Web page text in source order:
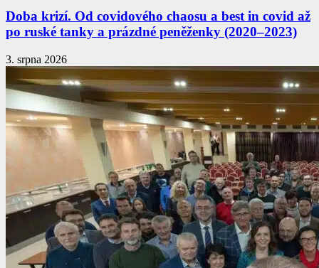
Doba krizí. Od covidového chaosu a best in covid až
po ruské tanky a prázdné peněženky (2020–2023)
3. srpna 2026